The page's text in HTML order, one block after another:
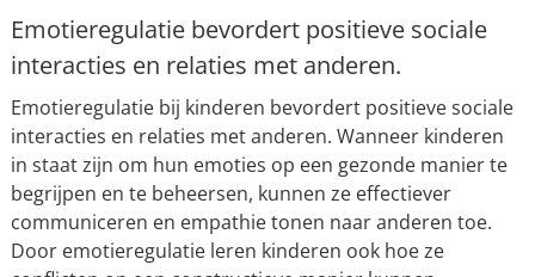
Emotieregulatie bevordert positieve sociale
interacties en relaties met anderen.
Emotieregulatie bij kinderen bevordert positieve sociale
interacties en relaties met anderen. Wanneer kinderen
in staat zijn om hun emoties op een gezonde manier te
begrijpen en te beheersen, kunnen ze effectiever
communiceren en empathie tonen naar anderen toe.
Door emotieregulatie leren kinderen ook hoe ze